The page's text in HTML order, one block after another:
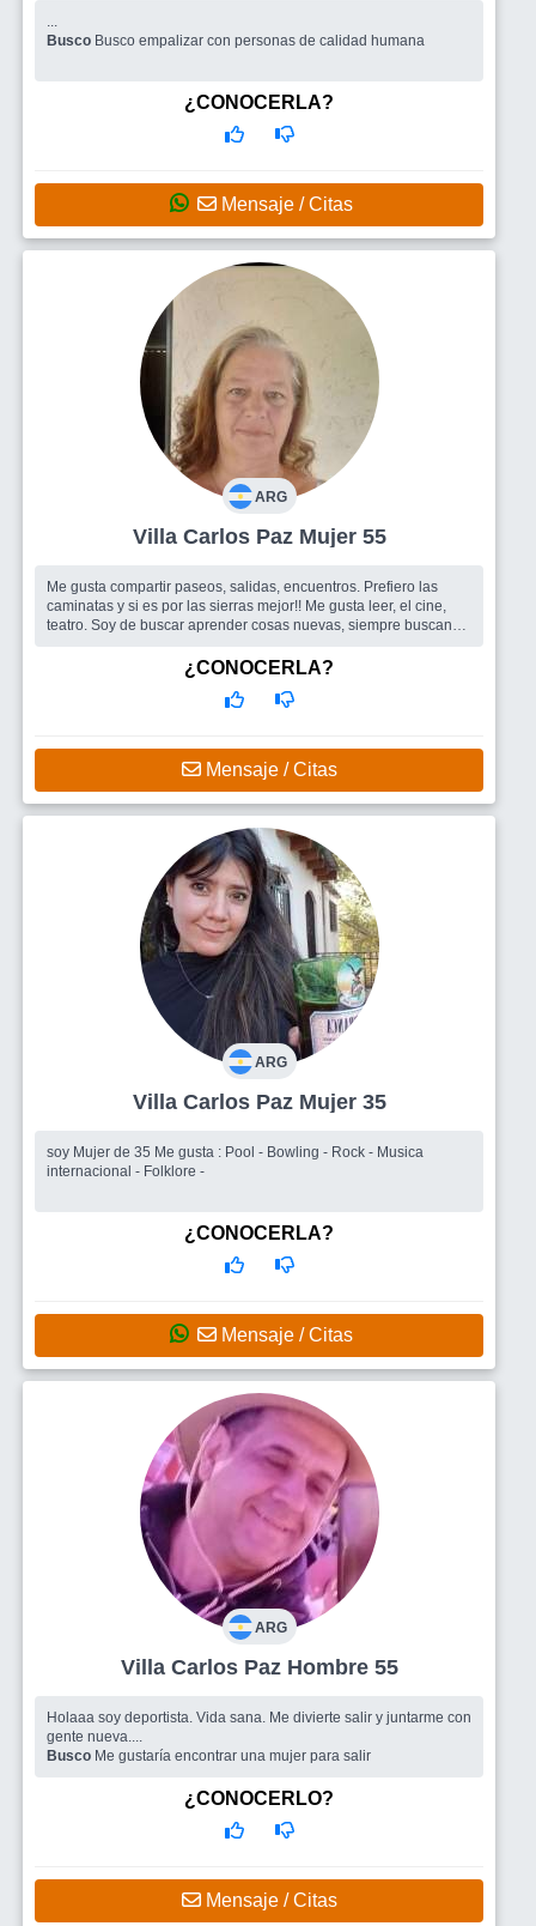
...
Busco Busco empalizar con personas de calidad humana
¿CONOCERLA?
Mensaje / Citas
ARG
Villa Carlos Paz Mujer 55
Me gusta compartir paseos, salidas, encuentros. Prefiero las
caminatas y si es por las sierras mejor!! Me gusta leer, el cine,
teatro. Soy de buscar aprender cosas nuevas, siempre buscando
Amigos, amigas¿CONOCERLA?
Mensaje / Citas
ARG
Villa Carlos Paz Mujer 35
soy Mujer de 35 Me gusta : Pool - Bowling - Rock - Musica
internacional - Folklore -
¿CONOCERLA?
Mensaje / Citas
ARG
Villa Carlos Paz Hombre 55
Holaaa soy deportista. Vida sana. Me divierte salir y juntarme con
gente nueva....
Busco Me gustaría encontrar una mujer para salir
¿CONOCERLO?
Mensaje / Citas